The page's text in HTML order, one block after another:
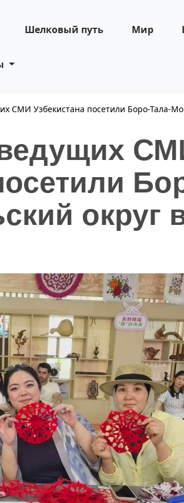
Шелковый путь Мир
СМИ Узбекистана посетили Боро-Тала-
округ